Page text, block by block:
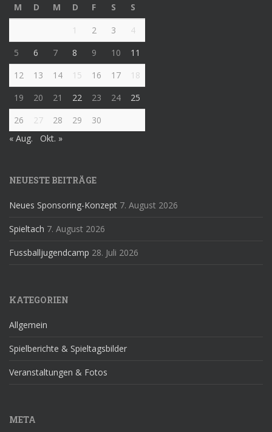
M
D M D F S
S
1
2 3
4
5
6 7 8 9 10
11
12
13 14 15 16 17
18
19
20 21 22 23 24
25
26
27 28 29
30
« Aug.
Okt. »
NEUESTE BEITRÄGE
Neues Sponsoring-Konzept 7. August 2026
Spieltach 7. August 2026
Fussballjugendcamp 28. Juli 2026
KATEGORIEN
Allgemein
Spielberichte & Spieltagsbilder
Veranstaltungen & Fotos
META